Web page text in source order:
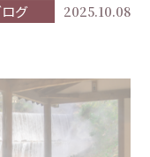
グ 2025.10.08